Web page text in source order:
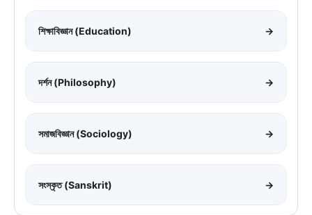
শিক্ষাবিজ্ঞান (Education) →
দর্শন (Philosophy) →
সমাজবিজ্ঞান (Sociology) →
সংস্কৃত (Sanskrit) →